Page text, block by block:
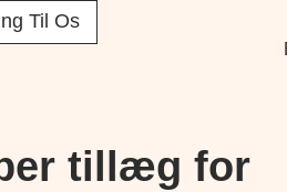
Til Os
tillæg for